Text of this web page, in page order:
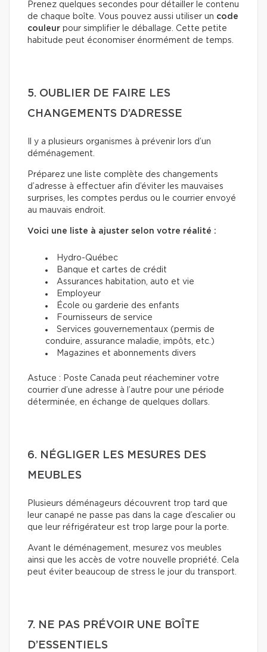
Prenez quelques secondes pour détailler le contenu
de chaque boîte. Vous pouvez aussi utiliser un code
couleur pour simplifier le déballage. Cette petite
habitude peut économiser énormément de temps.
5. OUBLIER DE FAIRE LES
CHANGEMENTS D’ADRESSE
Il y a plusieurs organismes à prévenir lors d’un
déménagement.
Préparez une liste complète des changements
d’adresse à effectuer afin d’éviter les mauvaises
surprises, les comptes perdus ou le courrier envoyé
au mauvais endroit.
Voici une liste à ajuster selon votre réalité :
Hydro-Québec
Banque et cartes de crédit
Assurances habitation, auto et vie
Employeur
École ou garderie des enfants
Fournisseurs de service
Services gouvernementaux (permis de
conduire, assurance maladie, impôts, etc.)
Magazines et abonnements divers
Astuce : Poste Canada peut réacheminer votre
courrier d’une adresse à l’autre pour une période
déterminée, en échange de quelques dollars.
6. NÉGLIGER LES MESURES DES
MEUBLES
Plusieurs déménageurs découvrent trop tard que
leur canapé ne passe pas dans la cage d’escalier ou
que leur réfrigérateur est trop large pour la porte.
Avant le déménagement, mesurez vos meubles
ainsi que les accès de votre nouvelle propriété. Cela
peut éviter beaucoup de stress le jour du transport.
7. NE PAS PRÉVOIR UNE BOÎTE
D’ESSENTIELS